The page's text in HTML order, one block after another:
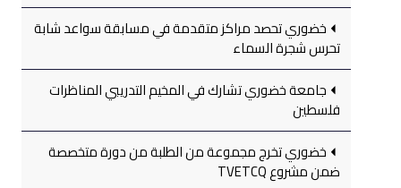
خضوري تحصد مراكز متقدمة في مسابقة سواعد شابة
تحرس شجرة السماء
جامعة خضوري تشارك في المخيم التدريبي المناظرات
فلسطين
خضوري تخرج مجموعة من الطلبة من دورة متخصصة
ضمن مشروع TVETCQ